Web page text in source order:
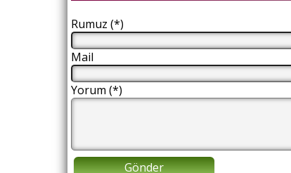
Rumuz (*)
Mail
Yorum (*)
Gönder